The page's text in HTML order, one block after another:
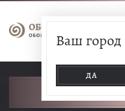
Ваш город
ДА